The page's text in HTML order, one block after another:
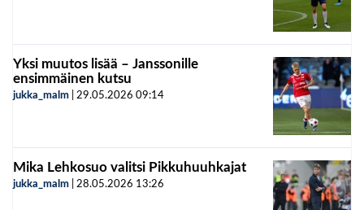
Yksi muutos lisää – Janssonille
ensimmäinen kutsu
jukka_malm 29.05.2026 09:14
Mika Lehkosuo valitsi Pikkuhuuhkajat
jukka_malm 28.05.2026 13:26